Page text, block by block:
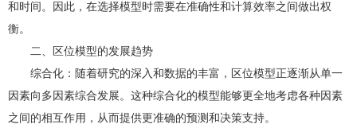
和时间。因此，在选择模型时需要在准确性和计算效率之间做出权
衡。
二、区位模型的发展趋势
综合化：随着研究的深入和数据的丰富，区位模型正逐渐从单一
因素向多因素综合发展。这种综合化的模型能够更全地考虑各种因素
之间的相互作用，从而提供更准确的预测和决策支持。